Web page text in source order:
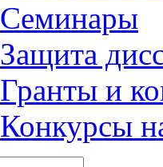
Семинары
Защита
Гранты и
Конкурсы